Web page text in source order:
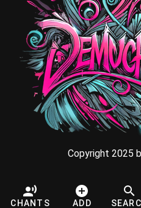
Copyright 2025
CHANTS ADD